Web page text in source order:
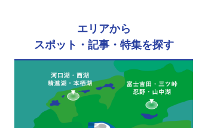
エリアから
スポット・記事・特集を探す